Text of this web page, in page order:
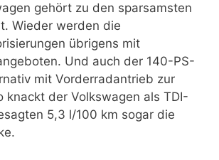
gehört zu den sparsamsten
Wieder werden die
übrigens mit
Und auch der 140-PS-
mit Vorderradantrieb zur
knackt der Volkswagen als TDI-
5,3 l/100 km sogar die